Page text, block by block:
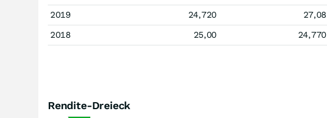
2019
24,720 27,08
2018
25,00 24,770
Rendite-Dreieck